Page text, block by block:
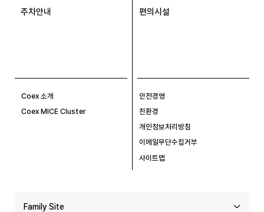
주차안내 편의시설
Coex 소개
Coex MICE Cluster
안전경영
친환경
개인정보처리방침
이메일무단수집거부
사이트맵
Family Site